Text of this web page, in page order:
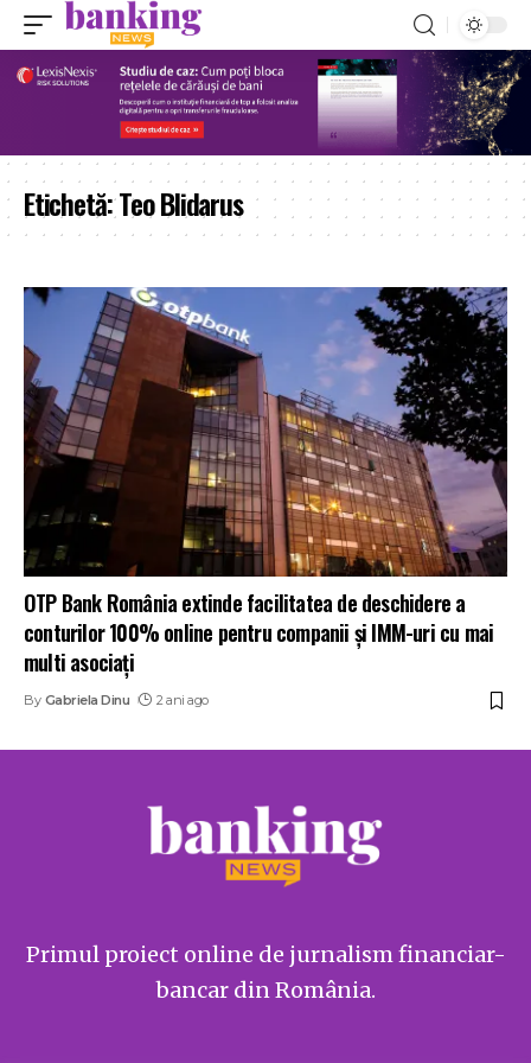
Etichetă:Teo Blidarus
OTP Bank România extinde facilitatea de deschidere a
conturilor 100% online pentru companii și IMM-uri cu mai
multi asociați
By Gabriela Dinu 2 ani ago
Primul proiect online de jurnalism financiar-
bancar din România.